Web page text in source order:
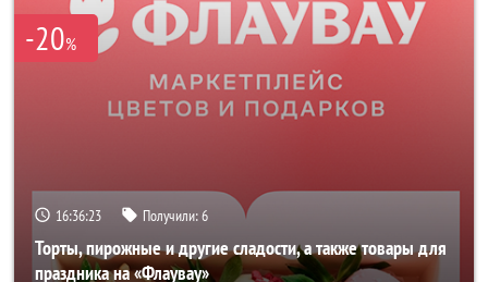
-20%
16:36:20 Получили:6
Торты, пирожные и другие сладости, а также товары для
праздника на «Флаувау»